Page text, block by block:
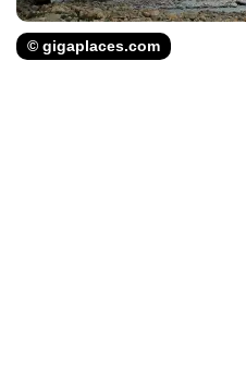
© gigaplaces.com